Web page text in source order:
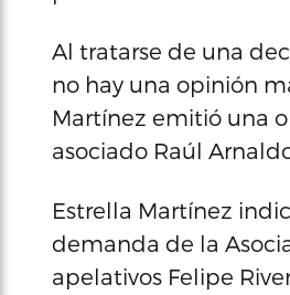
Al tratarse de una
no hay una opinión
Martínez emitió una
asociado Raúl
Estrella Martínez
demanda de la
apelativos Felipe